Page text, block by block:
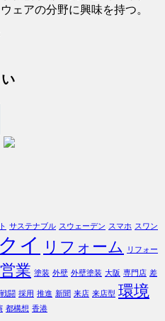
ェアの分野に興味を持つ。
サステナブル スウェーデン スマホ スワン
イ リフォーム リフォー
営業 塗装 外壁 外壁塗装 大阪 専門店 差
戦闘 採用 推進 新聞 来店 来店型 環境
都構想 香港